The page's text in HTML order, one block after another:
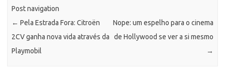
Post navigation
← Pela Estrada Fora: Citroën
2CV ganha nova vida através da
Playmobil
Nope: um espelho para o cinema
de Hollywood se ver a si mesmo
→